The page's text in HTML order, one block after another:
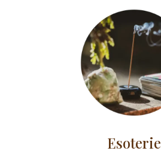
Esoterie